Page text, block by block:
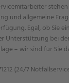
und allgemeine
Egal, ob Sie
Unterstützung bei
– wir sind für Sie
(24/7